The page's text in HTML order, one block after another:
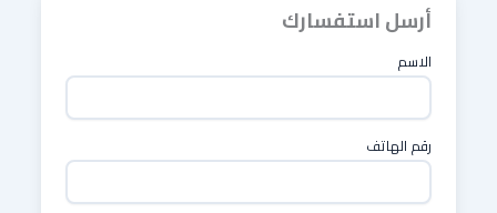
أرسل استفسارك
الاسم
رقم الهاتف